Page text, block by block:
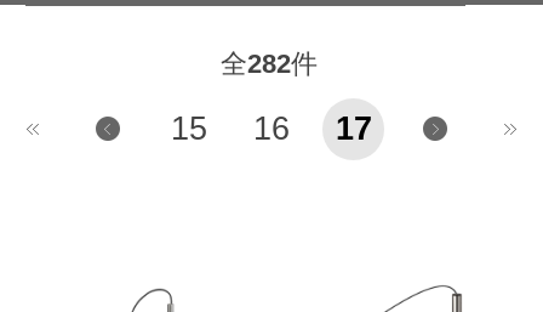
全282件
15 16 17